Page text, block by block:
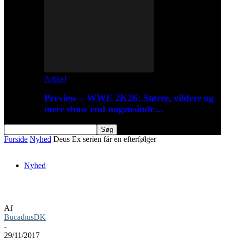
Artikel
Preview – WWE 2K26: Større, vildere og
mere show end nogensinde…
Forside Nyhed Deus Ex serien får en efterfølger
Nyhed
Af
BucadiusDK
-
29/11/2017